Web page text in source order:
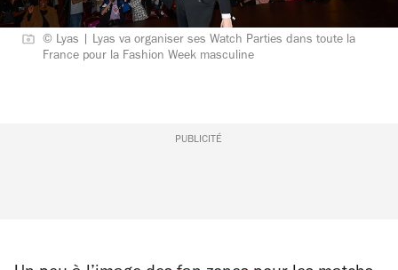
© Lyas | Lyas va organiser ses Watch Parties dans toute la
France pour la Fashion Week masculine
PUBLICITÉ